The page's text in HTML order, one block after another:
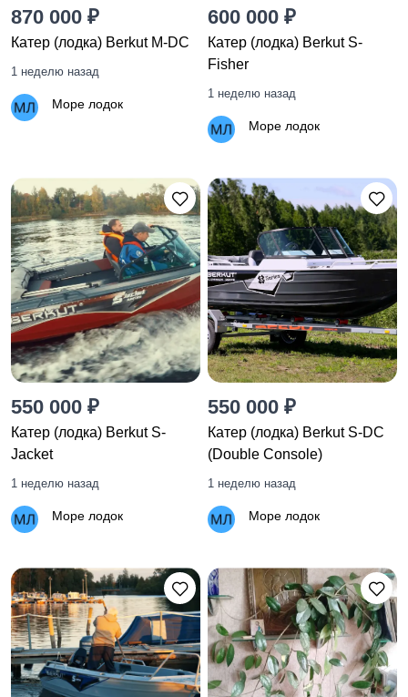
870 000 ₽
Катер (лодка) Berkut M-DC
1 неделю назад
Море лодок
600 000 ₽
Катер (лодка) Berkut S-
Fisher
1 неделю назад
Море лодок
550 000 ₽
Катер (лодка) Berkut S-
Jacket
1 неделю назад
Море лодок
550 000 ₽
Катер (лодка) Berkut S-DC
(Double Console)
1 неделю назад
Море лодок